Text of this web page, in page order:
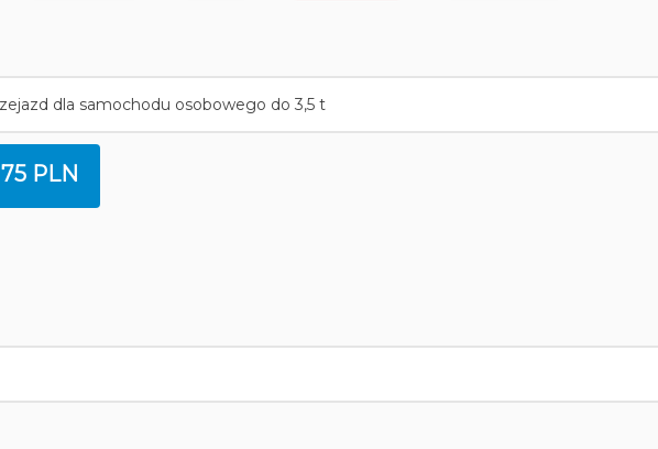
75 PLN